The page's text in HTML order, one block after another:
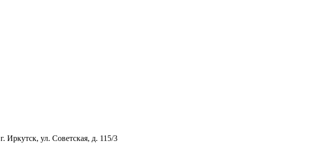
г. Иркутск, ул. Советская, д. 115/3